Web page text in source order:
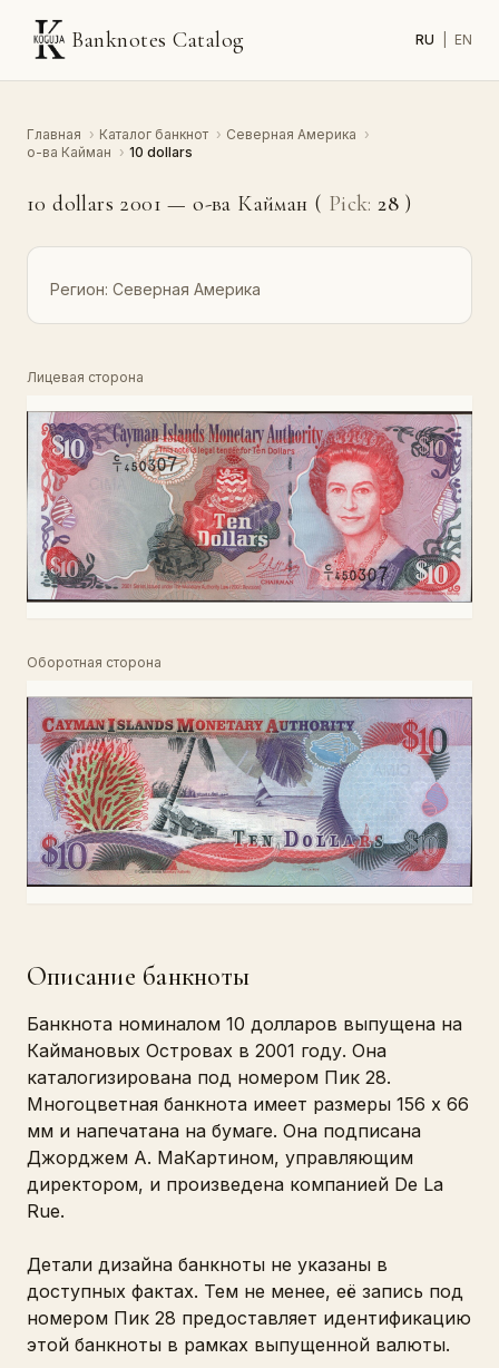
Banknotes Catalog RU EN
Главная › Каталог банкнот › Северная Америка ›
о-ва Кайман › 10 dollars
10 dollars 2001 — о-ва Кайман ( Pick: 28 )
Регион: Северная Америка
Лицевая сторона
Оборотная сторона
Описание банкноты
Банкнота номиналом 10 долларов выпущена на
Каймановых Островах в 2001 году. Она
каталогизирована под номером Пик 28.
Многоцветная банкнота имеет размеры 156 x 66
мм и напечатана на бумаге. Она подписана
Джорджем А. МаКартином, управляющим
директором, и произведена компанией De La
Rue.
Детали дизайна банкноты не указаны в
доступных фактах. Тем не менее, её запись под
номером Пик 28 предоставляет идентификацию
этой банкноты в рамках выпущенной валюты.